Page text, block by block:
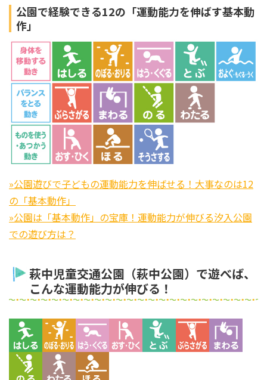
公園で経験できる12の「運動能力を伸ばす基本動
作」
»公園遊びで子どもの運動能力を伸ばせる！大事なのは12
の「基本動作」
»公園は「基本動作」の宝庫！運動能力が伸びる汐入公園
での遊び方は？
萩中児童交通公園（萩中公園）で遊べば、
こんな運動能力が伸びる！